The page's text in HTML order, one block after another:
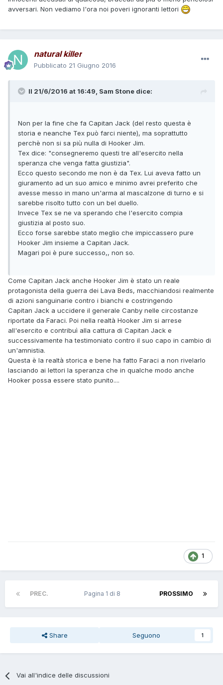
avversari. Non vediamo l'ora noi poveri ignoranti lettori
natural killer
Pubblicato 21 Giugno 2016
Il 21/6/2016 at 16:49, Sam Stone dice:
Non per la fine che fa Capitan Jack (del resto questa è
storia e neanche Tex può farci niente), ma soprattutto
perchè non si sa più nulla di Hooker Jim.
Tex dice: "consegneremo questi tre all'esercito nella
speranza che venga fatta giustizia".
Ecco questo secondo me non è da Tex. Lui aveva fatto un
giuramento ad un suo amico e minimo avrei preferito che
avesse messo in mano un'arma al mascalzone di turno e si
sarebbe risolto tutto con un bel duello.
Invece Tex se ne va sperando che l'esercito compia
giustizia al posto suo.
Ecco forse sarebbe stato meglio che impiccassero pure
Hooker Jim insieme a Capitan Jack.
Magari poi è pure successo,, non so.
Come Capitan Jack anche Hooker Jim è stato un reale
protagonista della guerra dei Lava Beds, macchiandosi realmente
di azioni sanguinarie contro i bianchi e costringendo
Capitan Jack a uccidere il generale Canby nelle circostanze
riportate da Faraci. Poi nella realtà Hooker Jim si arrese
all'esercito e contribuì alla cattura di Capitan Jack e
successivamente ha testimoniato contro il suo capo in cambio di
un'amnistia.
Questa è la realtà storica e bene ha fatto Faraci a non rivelarlo
lasciando ai lettori la speranza che in qualche modo anche
Hooker possa essere stato punito....
1
PREC. PROSSIMO
Pagina 1 di 8
Share Seguono 1
Vai all'indice delle discussioni